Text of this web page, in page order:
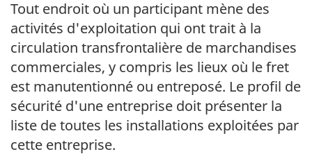
Tout endroit où un participant mène des
activités d'exploitation qui ont trait à la
circulation transfrontalière de marchandises
commerciales, y compris les lieux où le fret
est manutentionné ou entreposé. Le profil de
sécurité d'une entreprise doit présenter la
liste de toutes les installations exploitées par
cette entreprise.